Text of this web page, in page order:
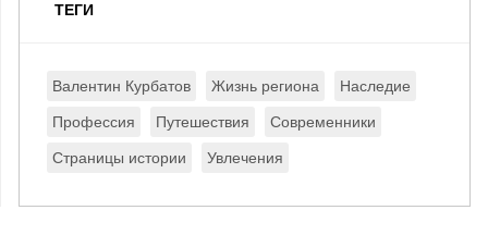
ТЕГИ
Валентин Курбатов Жизнь региона Наследие
Профессия Путешествия Современники
Страницы истории Увлечения